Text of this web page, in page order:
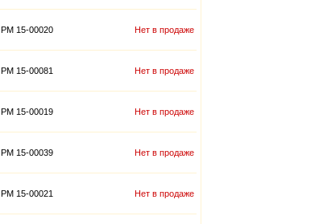
PM 15-00020 Нет в продаже
PM 15-00081 Нет в продаже
PM 15-00019 Нет в продаже
PM 15-00039 Нет в продаже
PM 15-00021 Нет в продаже